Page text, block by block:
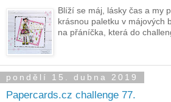
Blíží se máj, lásky čas a my
krásnou paletku v májových
na přáníčka, která do
pondělí 15. dubna 2019
Papercards.cz challenge 77.